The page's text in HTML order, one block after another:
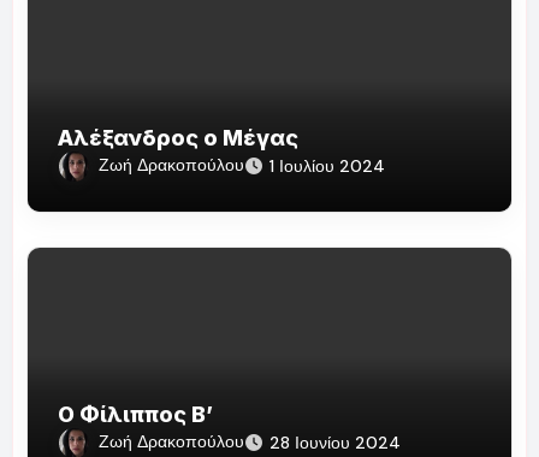
Αλέξανδρος ο Μέγας
Ζωή Δρακοπούλου 1 Ιουλίου 2024
Ο Φίλιππος Β’
Ζωή Δρακοπούλου 28 Ιουνίου 2024